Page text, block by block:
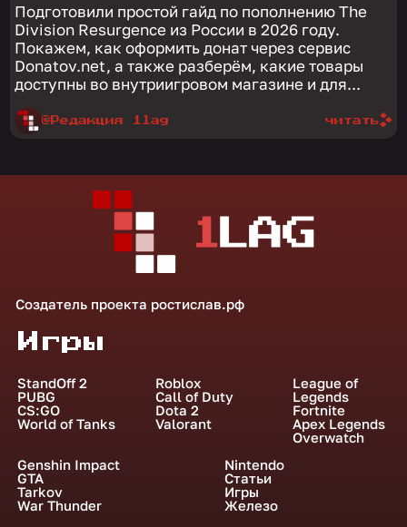
Подготовили простой гайд по пополнению The
Division Resurgence из России в 2026 году.
Покажем, как оформить донат через сервис
Donatov.net, а также разберём, какие товары
доступны во внутриигровом магазине и для...
@Редакция 1lag читать
Создатель проекта ростислав.рф
Игры
StandOff 2
PUBG
CS:GO
World of Tanks
Roblox
Call of Duty
Dota 2
Valorant
League of
Legends
Fortnite
Apex Legends
Overwatch
Genshin Impact
GTA
Tarkov
War Thunder
Nintendo
Статьи
Игры
Железо